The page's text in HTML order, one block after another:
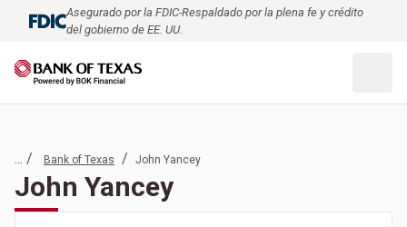
Asegurado por la FDIC-Respaldado por la plena fe y crédito
del gobierno de EE. UU.
... / Bank of Texas / John Yancey
John Yancey